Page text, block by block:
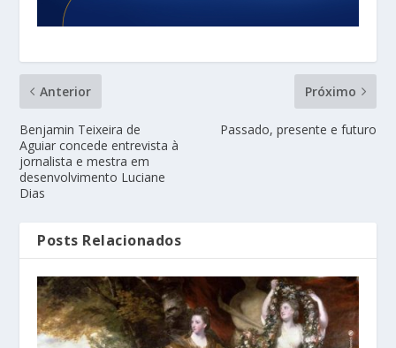
Anterior
Benjamin Teixeira de
Aguiar concede entrevista à
jornalista e mestra em
desenvolvimento Luciane
Dias
Próximo
Passado, presente e futuro
Posts Relacionados